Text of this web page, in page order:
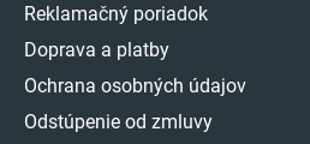
Reklamačný poriadok
Doprava a platby
Ochrana osobných údajov
Odstúpenie od zmluvy